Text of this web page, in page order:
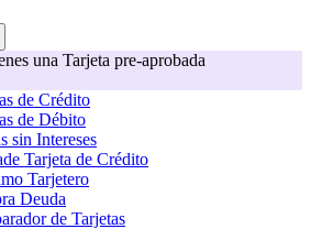
una Tarjeta pre-aprobada
de Crédito
de Débito
sin Intereses
Tarjeta de Crédito
Tarjetero
Deuda
de Tarjetas